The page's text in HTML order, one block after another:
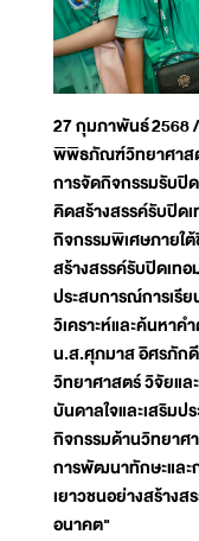
27 กุมภาพันธ์ 2568
พิพิธภัณฑ์วิทยาศาสต
การจัดกิจกรรมรับปิ
คิดสร้างสรรค์รับปิดเ
กิจกรรมพิเศษภายใ
สร้างสรรค์รับปิดเทอ
ประสบการณ์การเรี
วิเคราะห์และค้นหาค
น.ส.ศุภมาส อิศรภัก
วิทยาศาสตร์ วิจัยแล
บันดาลใจและเสริม
กิจกรรมด้านวิทยาศ
การพัฒนาทักษะและ
เยาวชนอย่างสร้างส
อนาคต"